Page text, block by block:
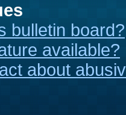
bulletin board?
available?
about